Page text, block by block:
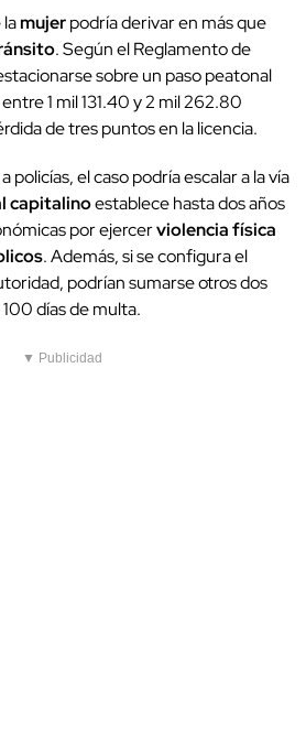
mujerpodría derivar en más que
. Según el Reglamento de
sobre un paso peatonal
1 mil 131.40 y 2 mil 262.80
de tres puntos en la licencia.
policías, el caso podría escalar a la vía
capitalinoestablece hasta dos años
por ejercerviolencia física
. Además, si se configura el
podrían sumarse otros dos
días de multa.
▼ Publicidad